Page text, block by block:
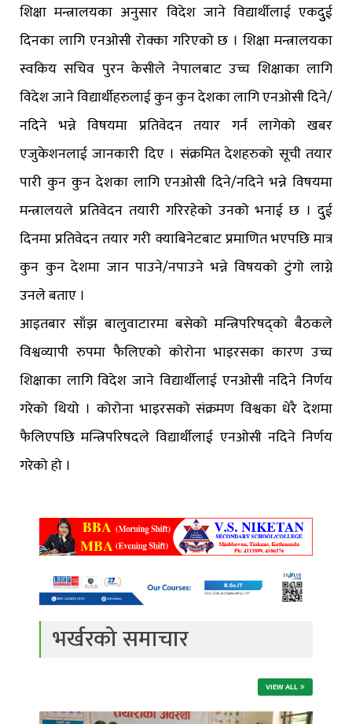
शिक्षा मन्त्रालयका अनुसार विदेश जाने विद्यार्थीलाई एकदुुई
दिनका लागि एनओसी रोक्का गरिएको छ । शिक्षा मन्त्रालयका
स्वकिय सचिव पुरन केसीले नेपालबाट उच्च शिक्षाका लागि
विदेश जाने विद्यार्थीहरुलाई कुन कुन देशका लागि एनओसी दिने/
नदिने भन्ने विषयमा प्रतिवेदन तयार गर्न लागेको खबर
एजुकेशनलाई जानकारी दिए । संक्रमित देशहरुको सूची तयार
पारी कुन कुन देशका लागि एनओसी दिने/नदिने भन्ने विषयमा
मन्त्रालयले प्रतिवेदन तयारी गरिरहेको उनको भनाई छ । दुुई
दिनमा प्रतिवेदन तयार गरी क्याबिनेटबाट प्रमाणित भएपछि मात्र
कुन कुन देशमा जान पाउने/नपाउने भन्ने विषयको टुंगो लाग्ने
उनले बताए ।
आइतबार साँझ बालुवाटारमा बसेको मन्त्रिपरिषद्को बैठकले
विश्वव्यापी रुपमा फैलिएको कोरोना भाइरसका कारण उच्च
शिक्षाका लागि विदेश जाने विद्यार्थीलाई एनओसी नदिने निर्णय
गरेको थियो । कोरोना भाइरसको संक्रमण विश्वका धेरै देशमा
फैलिएपछि मन्त्रिपरिषदले विद्यार्थीलाई एनओसी नदिने निर्णय
गरेको हो ।
भर्खरको समाचार
VIEW ALL